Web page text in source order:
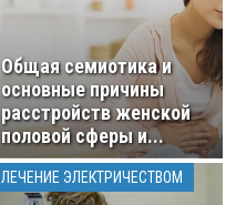
Общая семиотика и
основные причины
расстройств женской
половой сферы и...
ЛЕЧЕНИЕ ЭЛЕКТРИЧЕСТВОМ